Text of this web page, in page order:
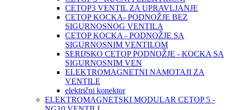
CETOP3 VENTIL ZA UPRAVLJANJE
CETOP KOCKA- PODNOŽJE BEZ
SIGURNOSNOG VENTILA
CETOP KOCKA - PODNOŽJE SA
SIGURNOSNIM VENTILOM
SERIJSKO CETOP PODNOŽJE - KOCKA SA
SIGURNOSNIM VEN
ELEKTROMAGNETNI NAMOTAJI ZA
VENTILE
električni konektor
ELEKTROMAGNETSKI MODULAR CETOP 5 -